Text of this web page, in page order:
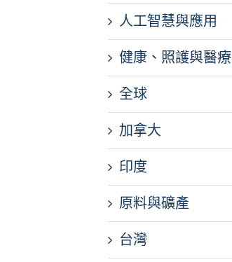
人工智慧與應用
健康、照護與醫療
全球
加拿大
印度
原料與礦產
台灣